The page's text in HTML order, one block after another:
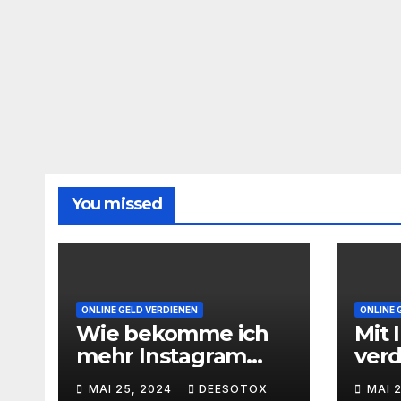
You missed
ONLINE GELD VERDIENEN
Wie bekomme ich
mehr Instagram
MAI 25, 2024 DEESOTOX
ONLINE
Mit
MAI